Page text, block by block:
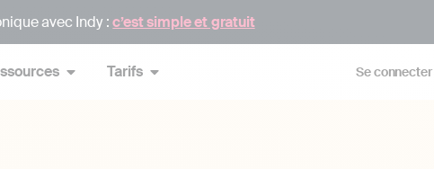
avec Indy :c’est simple et gratuit
Tarifs Se connecter